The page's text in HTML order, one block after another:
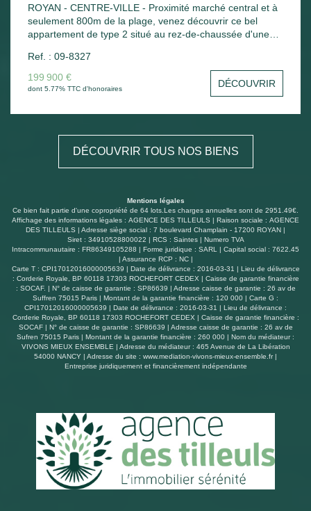
ROYAN - CENTRE-VILLE - Proximité marché central et à
seulement 800m de la plage, venez découvrir ce bel
appartement de type 2 situé au rez-de-chaussée d'une
avec cuisine ouverte ouvrant sur terrasse et jardin,
chambre avec placard, salle d'eau avec wc et cellier. Un
magnifique solarium avec vue dégagée sur Royan vient
compléter ce logement. Chauffage électrique. Local vélo
commun - A découvrir ! Possibilité d'acquérir un garage
Ref. : 09-8327
199 900 €
dont 5.77% TTC d'honoraires DÉCOUVRIR
DÉCOUVRIR TOUS NOS BIENS
Mentions légales
Ce bien fait partie d'une copropriété de 64 lots.Les charges annuelles sont de 2951.49€.
Affichage des informations légales : AGENCE DES TILLEULS | Raison sociale : AGENCE
DES TILLEULS | Adresse siège social : 7 boulevard Champlain - 17200 ROYAN |
Siret : 34910528800022 | RCS : Saintes | Numero TVA
Intracommunautaire : FR86349105288 | Forme juridique : SARL | Capital social : 7622.45
| Assurance RCP : NC |
Carte T : CPI17012016000005639 | Date de délivrance : 2016-03-31 | Lieu de délivrance
: Corderie Royale, BP 60118 17303 ROCHEFORT CEDEX | Caisse de garantie financière
: SOCAF. | N° de caisse de garantie : SP86639 | Adresse caisse de garantie : 26 av de
Suffren 75015 Paris | Montant de la garantie financière : 120 000 | Carte G :
CPI17012016000005639 | Date de délivrance : 2016-03-31 | Lieu de délivrance :
Corderie Royale, BP 60118 17303 ROCHEFORT CEDEX | Caisse de garantie financière :
SOCAF | N° de caisse de garantie : SP86639 | Adresse caisse de garantie : 26 av de
Sufren 75015 Paris | Montant de la garantie financière : 260 000 | Nom du médiateur :
VIVONS MIEUX ENSEMBLE | Adresse du médiateur : 465 Avenue de La Libération
54000 NANCY | Adresse du site : www.mediation-vivons-mieux-ensemble.fr|
Entreprise juridiquement et financièrement indépendante